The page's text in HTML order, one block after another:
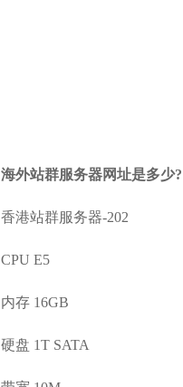
海外站群服务器网址是多少?
香港站群服务器-202
CPU E5
内存 16GB
硬盘 1T SATA